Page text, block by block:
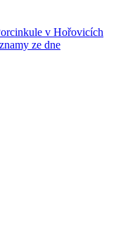
v Hořovicích
ze dne